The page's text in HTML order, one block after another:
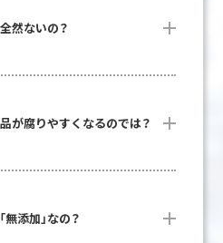
然ないの？
が腐りやすくなるのでは？
添加」なの？